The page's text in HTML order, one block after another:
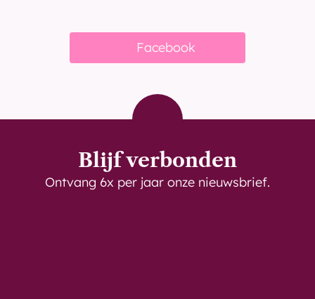
Facebook
Blijf verbonden
Ontvang 6x per jaar onze nieuwsbrief.